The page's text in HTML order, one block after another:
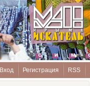
Вход Регистрация RSS